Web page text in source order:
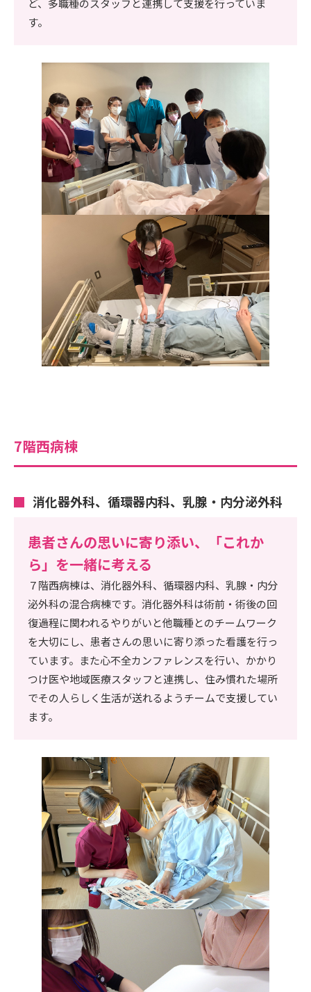
ど、多職種のスタッフと連携して支援を行っていま
す。
7階西病棟
消化器外科、循環器内科、乳腺・内分泌外科
患者さんの思いに寄り添い、「これか
ら」を一緒に考える
７階西病棟は、消化器外科、循環器内科、乳腺・内分
泌外科の混合病棟です。消化器外科は術前・術後の回
復過程に関われるやりがいと他職種とのチームワーク
を大切にし、患者さんの思いに寄り添った看護を行っ
ています。また心不全カンファレンスを行い、かかり
つけ医や地域医療スタッフと連携し、住み慣れた場所
でその人らしく生活が送れるようチームで支援してい
ます。